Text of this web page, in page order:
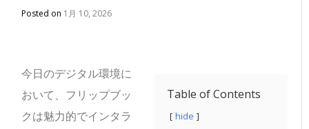
Posted on 1月 10, 2026
Table of Contents
hide
今日のデジタル環境に
おいて、フリップブッ
クは魅力的でインタラ